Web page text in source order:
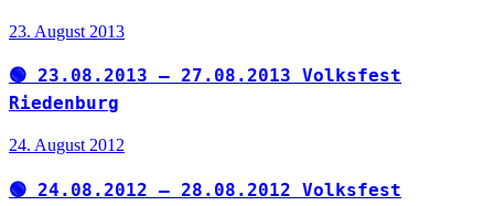
23. August 2013
🟢 23.08.2013 – 27.08.2013 Volksfest
Riedenburg
24. August 2012
🟢 24.08.2012 – 28.08.2012 Volksfest